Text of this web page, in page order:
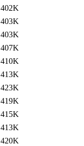
402K
403K
403K
407K
410K
413K
423K
419K
415K
413K
420K